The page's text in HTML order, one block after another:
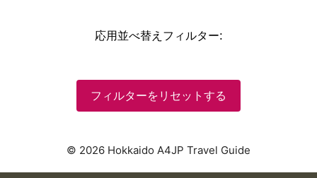
応用並べ替えフィルター:
フィルターをリセットする
© 2026 Hokkaido A4JP Travel Guide